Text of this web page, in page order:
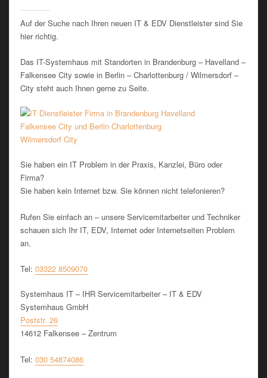
Auf der Suche nach Ihren neuen IT & EDV Dienstleister sind Sie
hier richtig.
Das IT-Systemhaus mit Standorten in Brandenburg – Havelland –
Falkensee City sowie in Berlin – Charlottenburg / Wilmersdorf –
City steht auch Ihnen gerne zu Seite.
Sie haben ein IT Problem in der Praxis, Kanzlei, Büro oder
Firma?
Sie haben kein Internet bzw. Sie können nicht telefonieren?
Rufen Sie einfach an – unsere Servicemitarbeiter und Techniker
schauen sich Ihr IT, EDV, Internet oder Internetseiten Problem
an.
Tel: 03322 8509070
Systemhaus IT – IHR Servicemitarbeiter – IT & EDV
Systemhaus GmbH
Poststr. 26
14612 Falkensee – Zentrum
Tel: 030 54874086